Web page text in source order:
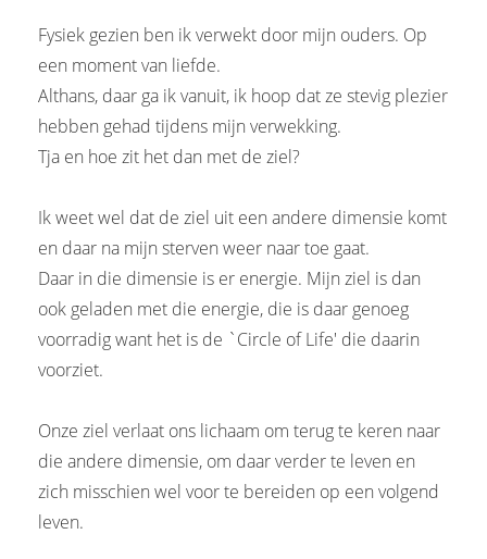
Fysiek gezien ben ik verwekt door mijn ouders. Op
een moment van liefde.
Althans, daar ga ik vanuit, ik hoop dat ze stevig plezier
hebben gehad tijdens mijn verwekking.
Tja en hoe zit het dan met de ziel?
Ik weet wel dat de ziel uit een andere dimensie komt
en daar na mijn sterven weer naar toe gaat.
Daar in die dimensie is er energie. Mijn ziel is dan
ook geladen met die energie, die is daar genoeg
voorradig want het is de `Circle of Life' die daarin
voorziet.
Onze ziel verlaat ons lichaam om terug te keren naar
die andere dimensie, om daar verder te leven en
zich misschien wel voor te bereiden op een volgend
leven.